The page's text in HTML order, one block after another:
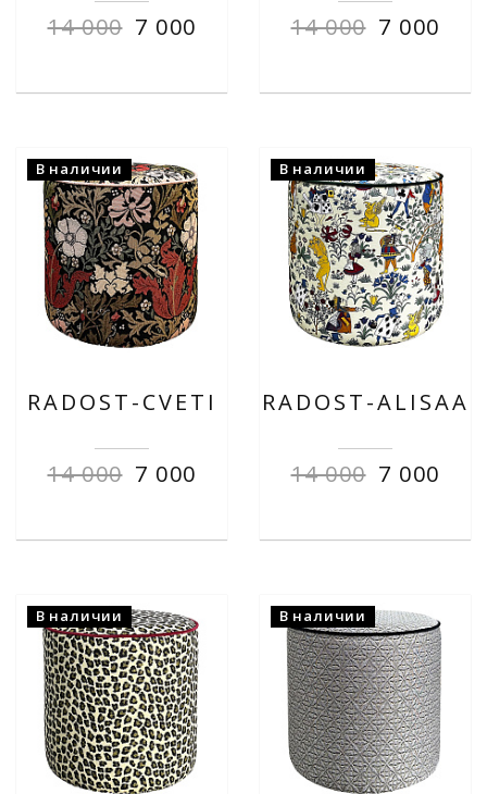
14 000 7 000
14 000 7 000
В наличии
RADOST-CVETI
14 000 7 000
В наличии
RADOST-ALISAA
14 000 7 000
В наличии В наличии